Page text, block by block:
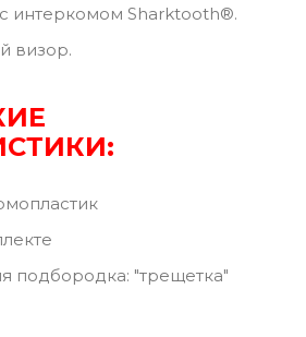
интеркомом Sharktooth®.
визор.
подбородка: "трещетка"